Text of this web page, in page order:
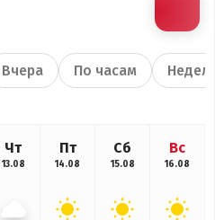
Вчера По часам
Чт
13.08
Пт
14.08
Сб
15.08
Вс
16.08